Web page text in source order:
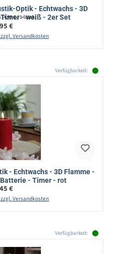
Optik - Echtwachs - 3D
- weiß - 2er Set
(4,98 € / 1 Stück)
Preis:
€
Versandkosten
Verfügbarkeit:
- Echtwachs - 3D Flamme -
- Timer - rot
Preis:
€
Versandkosten
Verfügbarkeit: